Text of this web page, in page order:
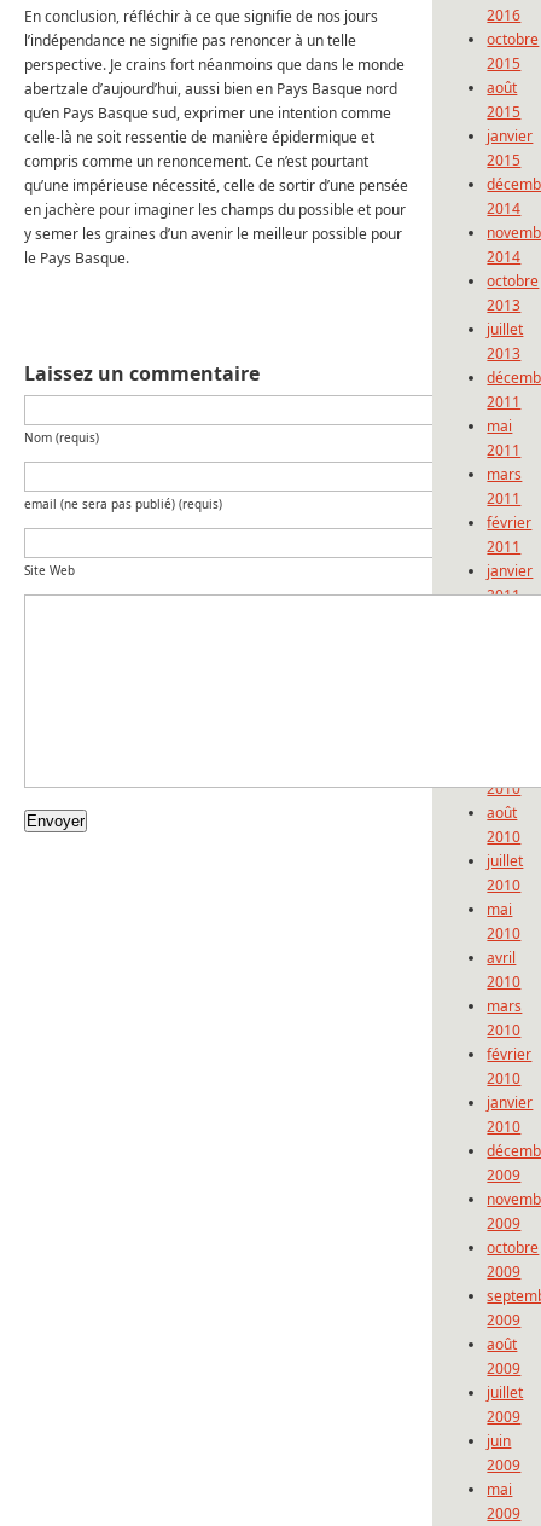
En conclusion, réfléchir à ce que signifie de nos jours
l’indépendance ne signifie pas renoncer à un telle
perspective. Je crains fort néanmoins que dans le monde
abertzale d’aujourd’hui, aussi bien en Pays Basque nord
qu’en Pays Basque sud, exprimer une intention comme
celle-là ne soit ressentie de manière épidermique et
compris comme un renoncement. Ce n’est pourtant
qu’une impérieuse nécessité, celle de sortir d’une pensée
en jachère pour imaginer les champs du possible et pour
y semer les graines d’un avenir le meilleur possible pour
le Pays Basque.
Laissez un commentaire
Nom (requis)
email (ne sera pas publié) (requis)
Site Web
2016
octobre
2015
août
2015
janvier
2015
2014
2014
octobre
2013
juillet
2013
2011
mai
2011
mars
2011
février
2011
janvier
2011
2010
août
2010
juillet
2010
mai
2010
avril
2010
mars
2010
février
2010
janvier
2010
2009
2009
octobre
2009
2009
août
2009
juillet
2009
juin
2009
mai
2009